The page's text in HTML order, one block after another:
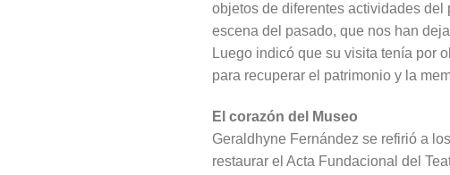
objetos de diferentes actividades del
escena del pasado, que nos han
Luego indicó que su visita tenía por
para recuperar el patrimonio y la
El corazón del Museo
Geraldhyne Fernández se refirió a
restaurar el Acta Fundacional del